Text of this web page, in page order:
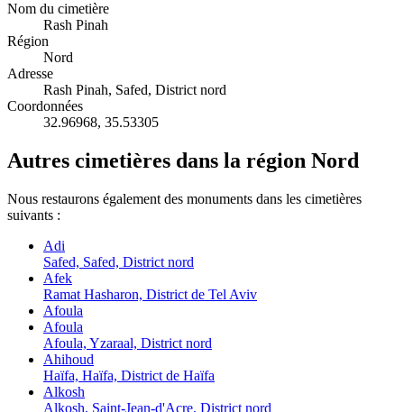
Nom du cimetière
Rash Pinah
Région
Nord
Adresse
Rash Pinah, Safed, District nord
Coordonnées
32.96968, 35.53305
Autres cimetières dans la région Nord
Nous restaurons également des monuments dans les cimetières
suivants :
Adi
Safed, Safed, District nord
Afek
Ramat Hasharon, District de Tel Aviv
Afoula
Afoula
Afoula, Yzaraal, District nord
Ahihoud
Haïfa, Haïfa, District de Haïfa
Alkosh
Alkosh, Saint-Jean-d'Acre, District nord